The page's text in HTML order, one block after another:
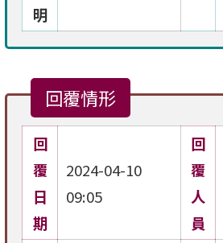
明
回覆情形
回
覆
日
期
2024-04-10
09:05
回
覆
人
員